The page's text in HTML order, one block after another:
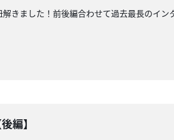
きました！前後編合わせて過去最長のイン
編】